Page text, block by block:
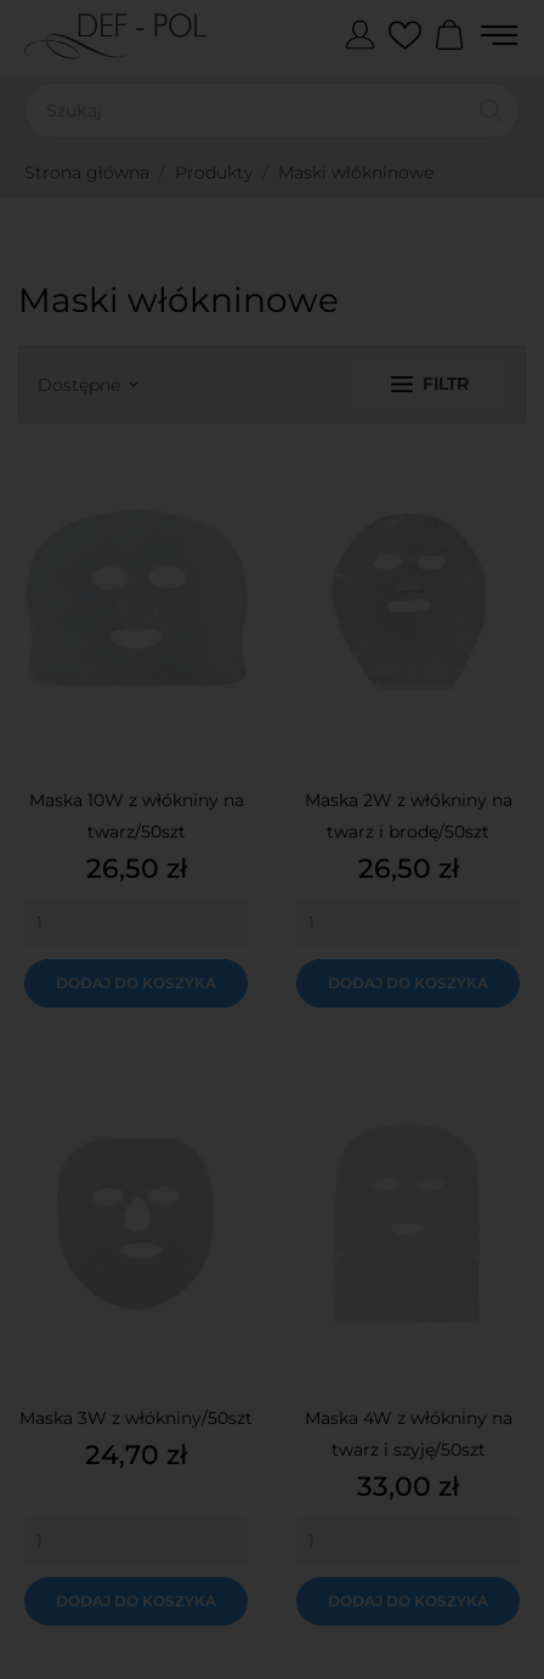
Strona główna Produkty Maski włókninowe
Maski włókninowe
Dostępne keyboard_arrow_down FILTR
Maska 10W z włókniny na
twarz/50szt
Cena
26,50 zł
DODAJ DO KOSZYKA
Maska 2W z włókniny na
twarz i brodę/50szt
Cena
26,50 zł
DODAJ DO KOSZYKA
Maska 3W z włókniny/50szt
Cena
24,70 zł
DODAJ DO KOSZYKA
Maska 4W z włókniny na
twarz i szyję/50szt
Cena
33,00 zł
DODAJ DO KOSZYKA